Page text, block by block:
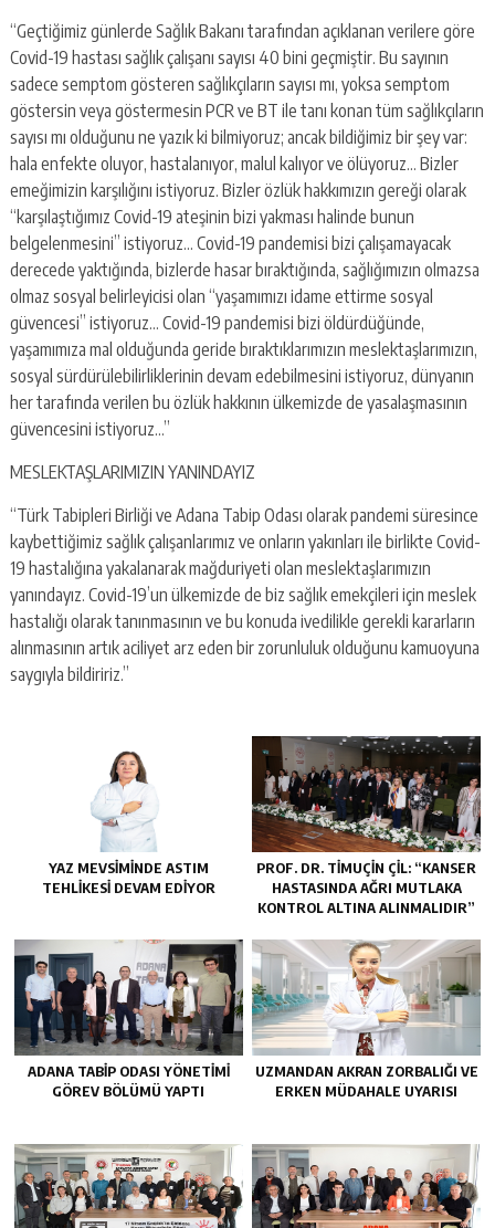
“Geçtiğimiz günlerde Sağlık Bakanı tarafından açıklanan verilere göre
Covid-19 hastası sağlık çalışanı sayısı 40 bini geçmiştir. Bu sayının
sadece semptom gösteren sağlıkçıların sayısı mı, yoksa semptom
göstersin veya göstermesin PCR ve BT ile tanı konan tüm sağlıkçıların
sayısı mı olduğunu ne yazık ki bilmiyoruz; ancak bildiğimiz bir şey var:
hala enfekte oluyor, hastalanıyor, malul kalıyor ve ölüyoruz… Bizler
emeğimizin karşılığını istiyoruz. Bizler özlük hakkımızın gereği olarak
“karşılaştığımız Covid-19 ateşinin bizi yakması halinde bunun
belgelenmesini” istiyoruz… Covid-19 pandemisi bizi çalışamayacak
derecede yaktığında, bizlerde hasar bıraktığında, sağlığımızın olmazsa
olmaz sosyal belirleyicisi olan “yaşamımızı idame ettirme sosyal
güvencesi” istiyoruz… Covid-19 pandemisi bizi öldürdüğünde,
yaşamımıza mal olduğunda geride bıraktıklarımızın meslektaşlarımızın,
sosyal sürdürülebilirliklerinin devam edebilmesini istiyoruz, dünyanın
her tarafında verilen bu özlük hakkının ülkemizde de yasalaşmasının
güvencesini istiyoruz…”
MESLEKTAŞLARIMIZIN YANINDAYIZ
“Türk Tabipleri Birliği ve Adana Tabip Odası olarak pandemi süresince
kaybettiğimiz sağlık çalışanlarımız ve onların yakınları ile birlikte Covid-
19 hastalığına yakalanarak mağduriyeti olan meslektaşlarımızın
yanındayız. Covid-19’un ülkemizde de biz sağlık emekçileri için meslek
hastalığı olarak tanınmasının ve bu konuda ivedilikle gerekli kararların
alınmasının artık aciliyet arz eden bir zorunluluk olduğunu kamuoyuna
saygıyla bildiririz.”
YAZ MEVSIMINDE ASTIM
TEHLIKESI DEVAM EDIYOR
PROF. DR. TİMUÇİN ÇİL: “KANSER
HASTASINDA AĞRI MUTLAKA
KONTROL ALTINA ALINMALIDIR”
ADANA TABIP ODASI YÖNETIMI
GÖREV BÖLÜMÜ YAPTI
UZMANDAN AKRAN ZORBALIĞI VE
ERKEN MÜDAHALE UYARISI